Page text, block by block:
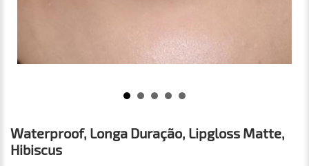
Waterproof, Longa Duração, Lipgloss Matte,
Hibiscus